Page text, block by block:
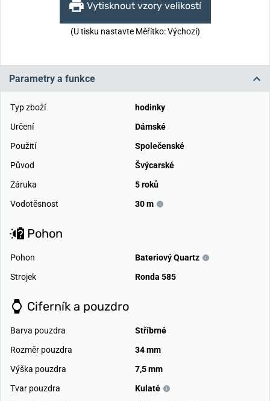
Vytisknout vzory velikostí
(U tisku nastavte Měřítko: Výchozí)
Parametry a funkce
Typ zboží
hodinky
Určení
Dámské
Použití
Společenské
Původ
Švýcarské
Záruka
5 roků
Vodotěsnost
30 m
Pohon
Pohon
Bateriový Quartz
Strojek
Ronda 585
Ciferník a pouzdro
Barva pouzdra
Stříbrné
Rozměr pouzdra
34 mm
Výška pouzdra
7,5 mm
Tvar pouzdra
Kulaté